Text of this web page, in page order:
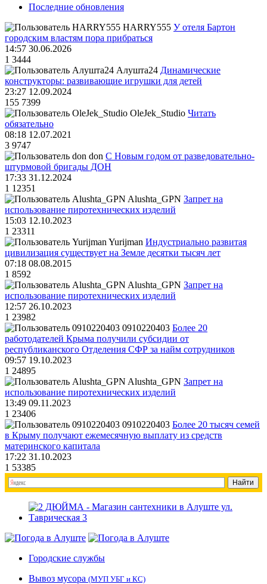
Последние обновления
HARRY555 У отеля Бартон
городским властям пора прибраться
14:57 30.06.2026
1 3444
Алушта24 Динамические
конструкторы: развивающие игрушки для детей
23:27 12.09.2024
155 7399
OleJek_Studio Читать
обязательно
08:18 12.07.2021
3 9747
don С Новым годом от разведовательно-
штурмовой бригады ДОН
17:33 31.12.2024
1 12351
Alushta_GPN Запрет на
использование пиротехнических изделий
15:03 12.10.2023
1 23311
Yurijman Индустриально развитая
цивилизация существует на Земле десятки тысяч лет
07:18 08.08.2015
1 8592
Alushta_GPN Запрет на
использование пиротехнических изделий
12:57 26.10.2023
1 23982
0910220403 Более 20
работодателей Крыма получили субсидии от
республиканского Отделения СФР за найм сотрудников
09:57 19.10.2023
1 24895
Alushta_GPN Запрет на
использование пиротехнических изделий
13:49 09.11.2023
1 23406
0910220403 Более 20 тысяч семей
в Крыму получают ежемесячную выплату из средств
материнского капитала
17:22 31.10.2023
1 53385
Городские службы
Вывоз мусора (МУП УБГ и КС)